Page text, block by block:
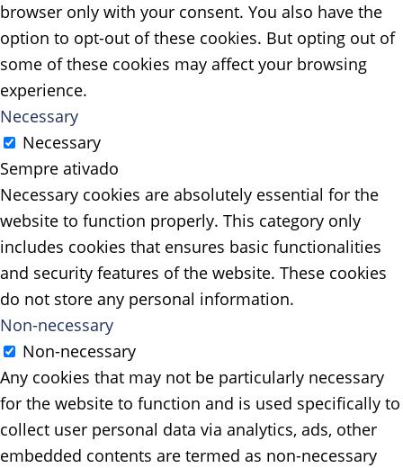
browser only with your consent. You also have the
option to opt-out of these cookies. But opting out of
some of these cookies may affect your browsing
experience.
Necessary
Necessary
Sempre ativado
Necessary cookies are absolutely essential for the
website to function properly. This category only
includes cookies that ensures basic functionalities
and security features of the website. These cookies
do not store any personal information.
Non-necessary
Non-necessary
Any cookies that may not be particularly necessary
for the website to function and is used specifically to
collect user personal data via analytics, ads, other
embedded contents are termed as non-necessary